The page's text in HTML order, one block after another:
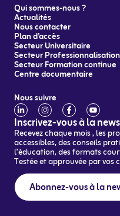
Qui sommes-nous ?
Actualités
Nous contacter
Plan d’accès
Secteur Universitaire
Secteur Professionnalisation
Secteur Formation continue
Centre documentaire
Nous suivre
Inscrivez-vous à la
Recevez chaque mois , les
accessibles, des conseils
l’éducation, des formats
Testée et approuvée par vos
Abonnez-vous à la